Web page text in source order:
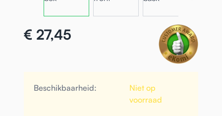
€ 27,45
Beschikbaarheid:
Niet op
voorraad